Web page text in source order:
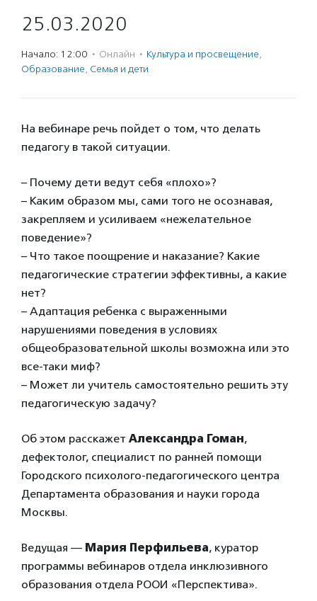
25.03.2020
Начало: 12:00 · Онлайн · Культура и просвещение,
Образование, Семья и дети
На вебинаре речь пойдет о том, что делать
педагогу в такой ситуации.
– Почему дети ведут себя «плохо»?
– Каким образом мы, сами того не осознавая,
закрепляем и усиливаем «нежелательное
поведение»?
– Что такое поощрение и наказание? Какие
педагогические стратегии эффективны, а какие
нет?
– Адаптация ребенка с выраженными
нарушениями поведения в условиях
общеобразовательной школы возможна или это
все-таки миф?
– Может ли учитель самостоятельно решить эту
педагогическую задачу?
Об этом расскажет Александра Гоман,
дефектолог, специалист по ранней помощи
Городского психолого-педагогического центра
Департамента образования и науки города
Москвы.
Ведущая — Мария Перфильева, куратор
программы вебинаров отдела инклюзивного
образования отдела РООИ «Перспектива».